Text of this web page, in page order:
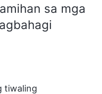
sa mga
tiwaling